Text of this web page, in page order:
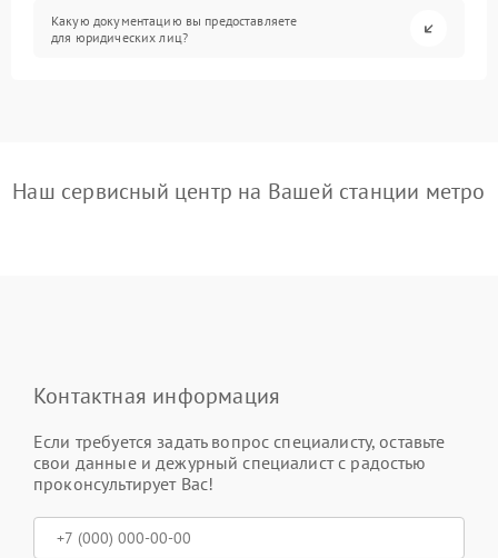
Какую документацию вы предоставляете
для юридических лиц?
Наш сервисный центр на Вашей станции метро
Контактная информация
Если требуется задать вопрос специалисту, оставьте
свои данные и дежурный специалист с радостью
проконсультирует Вас!